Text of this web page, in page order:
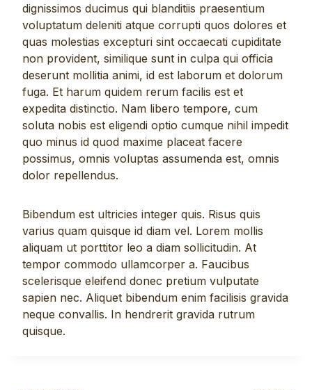
dignissimos ducimus qui blanditiis praesentium
voluptatum deleniti atque corrupti quos dolores et
quas molestias excepturi sint occaecati cupiditate
non provident, similique sunt in culpa qui officia
deserunt mollitia animi, id est laborum et dolorum
fuga. Et harum quidem rerum facilis est et
expedita distinctio. Nam libero tempore, cum
soluta nobis est eligendi optio cumque nihil impedit
quo minus id quod maxime placeat facere
possimus, omnis voluptas assumenda est, omnis
dolor repellendus.
Bibendum est ultricies integer quis. Risus quis
varius quam quisque id diam vel. Lorem mollis
aliquam ut porttitor leo a diam sollicitudin. At
tempor commodo ullamcorper a. Faucibus
scelerisque eleifend donec pretium vulputate
sapien nec. Aliquet bibendum enim facilisis gravida
neque convallis. In hendrerit gravida rutrum
quisque.